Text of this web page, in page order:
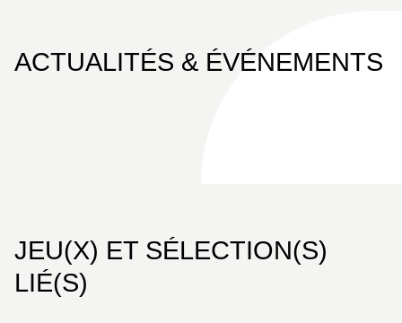
ACTUALITÉS & ÉVÉNEMENTS
JEU(X) ET SÉLECTION(S)
LIÉ(S)